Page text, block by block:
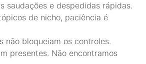
saudações e despedidas rápidas.
de nicho, paciência é
não bloqueiam os controles.
presentes. Não encontramos